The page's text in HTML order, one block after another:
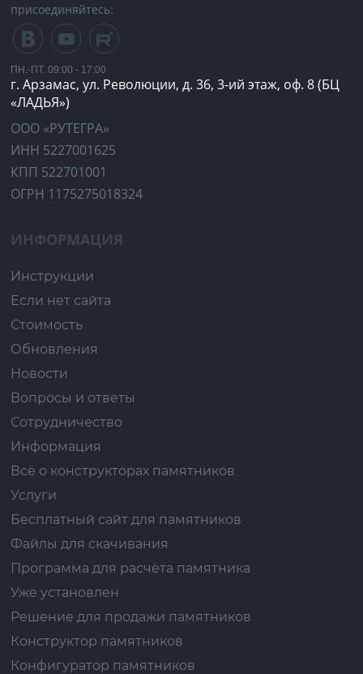
присоединяйтесь:
ПН.-ПТ. 09:00 - 17:00
г. Арзамас, ул. Революции, д. 36, 3-ий этаж, оф. 8 (БЦ
«ЛАДЬЯ»)
ООО «РУТЕГРА»
ИНН 5227001625
КПП 522701001
ОГРН 1175275018324
ИНФОРМАЦИЯ
Инструкции
Если нет сайта
Стоимость
Обновления
Новости
Вопросы и ответы
Сотрудничество
Информация
Всё о конструкторах памятников
Услуги
Бесплатный сайт для памятников
Файлы для скачивания
Программа для расчёта памятника
Уже установлен
Решение для продажи памятников
Конструктор памятников
Конфигуратор памятников